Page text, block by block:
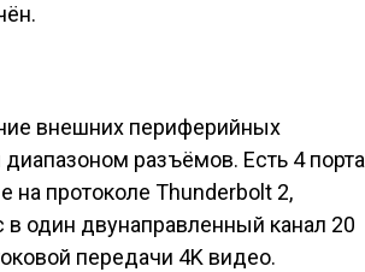
внешних периферийных
разъёмов. Есть 4 порта
на протоколе Thunderbolt 2,
один двунаправленный канал 20
передачи 4K видео.